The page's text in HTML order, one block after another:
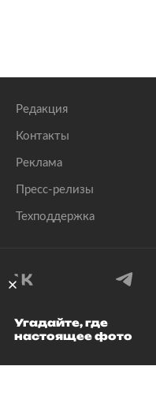
Редакция
Контакты
Реклама
Пресс-релизы
Техподдержка
©
Угадайте, где
настоящее фото